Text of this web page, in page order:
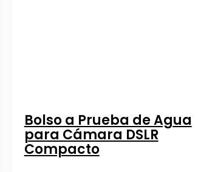
Bolso a Prueba de Agua
para Cámara DSLR
Compacto